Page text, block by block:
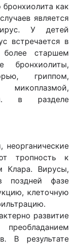
как
является
У детей
встречается в
старшем
бронхиолиты,
гриппом,
в разделе
неорганические
тропность к
Клара. Вирусы,
поздней фазе
клеточную
развитие
В результате